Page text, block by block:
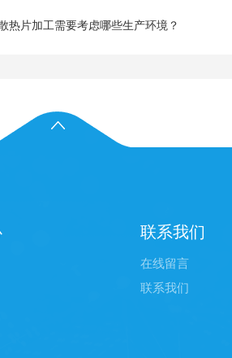
热片加工需要考虑哪些生产环境？
联系我们
在线留言
联系我们